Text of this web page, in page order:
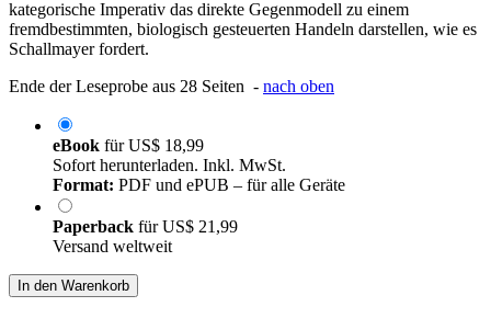
kategorische Imperativ das direkte Gegenmodell zu einem
fremdbestimmten, biologisch gesteuerten Handeln darstellen, wie es
Schallmayer fordert.
Ende der Leseprobe aus 28 Seiten - nach oben
eBook fürUS$ 18,99
Sofort herunterladen. Inkl. MwSt.
Format: PDF und ePUB – für alle Geräte
Paperback fürUS$ 21,99
Versand weltweit
In den Warenkorb